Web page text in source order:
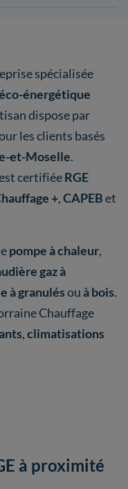
spécialisée
énergétique
dispose par
les clients basés
et-Moselle.
certifiéeRGE
+,CAPEBet
pompe à chaleur,
gaz à
à granulésouà bois.
Chauffage
,climatisations
à proximité